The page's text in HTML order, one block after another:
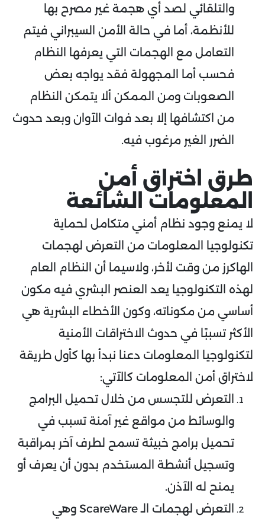
والتلقائي لصد أي هجمة غير مصرح بها
للأنظمة، أما في حالة الأمن السيبراني فيتم
التعامل مع الهجمات التي يعرفها النظام
فحسب أما المجهولة فقد يواجه بعض
الصعوبات ومن الممكن ألا يتمكن النظام
من اكتشافها إلا بعد فوات الآوان وبعد حدوث
الضرر الغير مرغوب فيه.
طرق اختراق أمن
المعلومات الشائعة
لا يمنع وجود نظام أمني متكامل لحماية
تكنولوجيا المعلومات من التعرض لهجمات
الهاكرز من وقت لأخر، ولاسيما أن النظام العام
لهذه التكنولوجيا يعد العنصر البشري فيه مكون
أساسي من مكوناته، وكون الأخطاء البشرية هي
الأكثر تسببًا في حدوث الاختراقات الأمنية
لتكنولوجيا المعلومات دعنا نبدأ بها كأول طريقة
لاختراق أمن المعلومات كالآتي:
التعرض للتجسس من خلال تحميل البرامج
والوسائط من مواقع غير آمنة تسبب في
تحميل برامج خبيثة تسمح لطرف آخر بمراقبة
وتسجيل أنشطة المستخدم بدون أن يعرف أو
يمنح له الآذن.
التعرض لهجمات الـ ScareWare وهي